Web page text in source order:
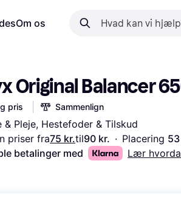
Om os
Original Balancer
pris Sammenlign
& Pleje, Hestefoder & Tilskud
priser fra75 kr.til90 kr. · Placering 53
betalinger med
Lær